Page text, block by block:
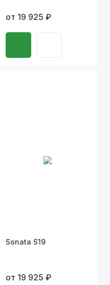
от 19 925 ₽
Sonata S19
от 19 925 ₽